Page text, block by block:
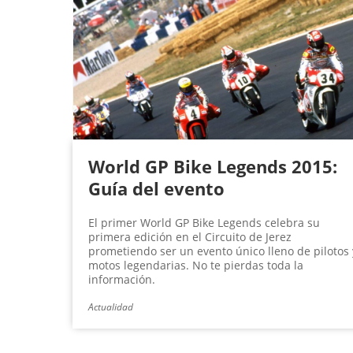
World GP Bike Legends 2015:
Guía del evento
El primer World GP Bike Legends celebra su
primera edición en el Circuito de Jerez
prometiendo ser un evento único lleno de pilotos
motos legendarias. No te pierdas toda la
información.
Actualidad